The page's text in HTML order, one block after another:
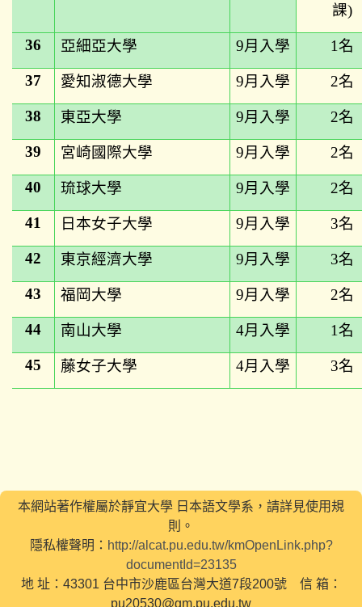
課)
36 亞細亞大學 9月入學 1名
37 愛知淑德大學 9月入學 2名
38 東亞大學 9月入學 2名
39 宮崎國際大學 9月入學 2名
40 琉球大學 9月入學 2名
41 日本女子大學 9月入學 3名
42 東京經濟大學 9月入學 3名
43 福岡大學 9月入學 2名
44 南山大學 4月入學 1名
45 藤女子大學 4月入學 3名
本網站著作權屬於靜宜大學 日本語文學系，請詳見使用規
則。
隱私權聲明： http://alcat.pu.edu.tw/kmOpenLink.php?
documentId=23135
地 址：43301 台中市沙鹿區台灣大道7段200號 信 箱：
pu20530@gm.pu.edu.tw